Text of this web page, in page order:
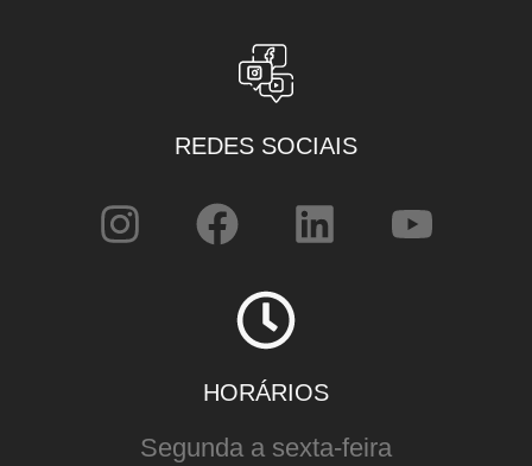
REDES SOCIAIS
HORÁRIOS
Segunda a sexta-feira